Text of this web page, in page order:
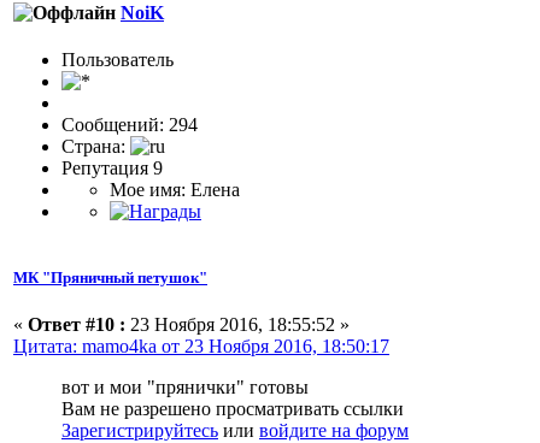
NoiK
Пользовaтeль
Сообщений: 294
Страна:
Репутация 9
Мое имя: Елена
МК "Пряничный петушок"
« Ответ #10 : 23 Ноября 2016, 18:55:52 »
Цитата: mamo4ka от 23 Ноября 2016, 18:50:17
вот и мои "прянички" готовы
Вам не разрешено просматривать ссылки
Зарегистрируйтесь или войдите на форум